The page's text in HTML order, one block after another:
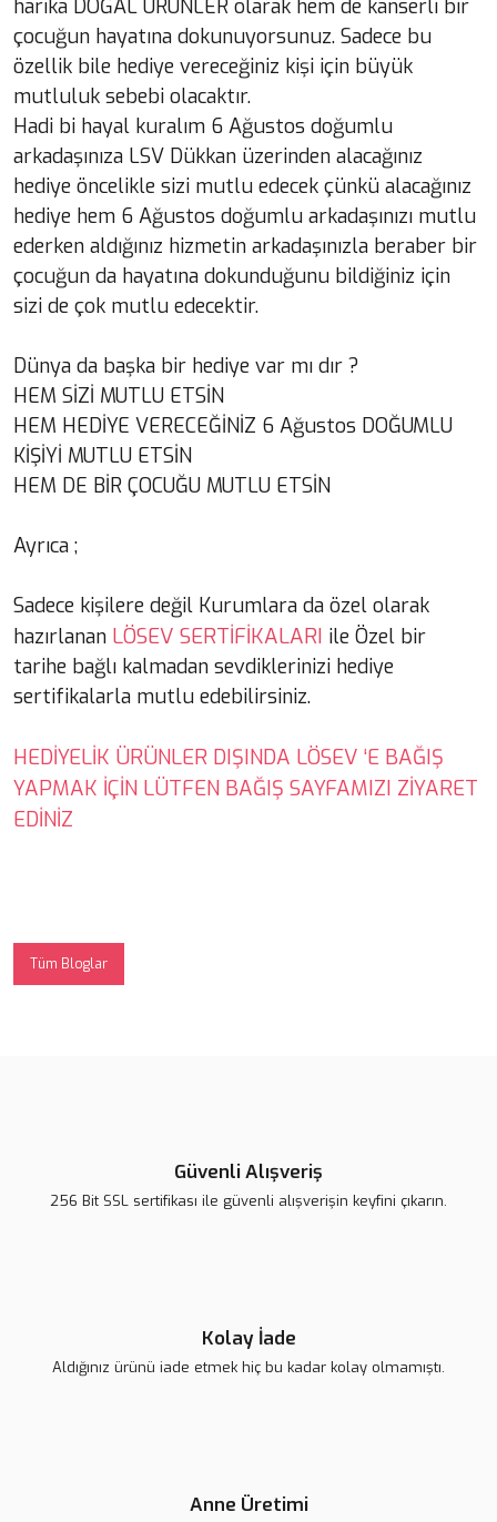
harika DOĞAL ÜRÜNLER olarak hem de kanserli bir
çocuğun hayatına dokunuyorsunuz. Sadece bu
özellik bile hediye vereceğiniz kişi için büyük
mutluluk sebebi olacaktır.
Hadi bi hayal kuralım 6 Ağustos doğumlu
arkadaşınıza LSV Dükkan üzerinden alacağınız
hediye öncelikle sizi mutlu edecek çünkü alacağınız
hediye hem 6 Ağustos doğumlu arkadaşınızı mutlu
ederken aldığınız hizmetin arkadaşınızla beraber bir
çocuğun da hayatına dokunduğunu bildiğiniz için
sizi de çok mutlu edecektir.
Dünya da başka bir hediye var mı dır ?
HEM SİZİ MUTLU ETSİN
HEM HEDİYE VERECEĞİNİZ 6 Ağustos DOĞUMLU
KİŞİYİ MUTLU ETSİN
HEM DE BİR ÇOCUĞU MUTLU ETSİN
Ayrıca ;
Sadece kişilere değil Kurumlara da özel olarak
hazırlanan LÖSEV SERTİFİKALARI ile Özel bir
tarihe bağlı kalmadan sevdiklerinizi hediye
sertifikalarla mutlu edebilirsiniz.
HEDİYELİK ÜRÜNLER DIŞINDA LÖSEV ‘E BAĞIŞ
YAPMAK İÇİN LÜTFEN BAĞIŞ SAYFAMIZI ZİYARET
EDİNİZ
Tüm Bloglar
Güvenli Alışveriş
256 Bit SSL sertifikası ile güvenli alışverişin keyfini çıkarın.
Kolay İade
Aldığınız ürünü iade etmek hiç bu kadar kolay olmamıştı.
Anne Üretimi